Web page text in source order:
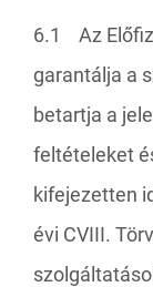
6.1 Az
garantálja a
betartja a
feltételeket
kifejezetten
évi CVIII.